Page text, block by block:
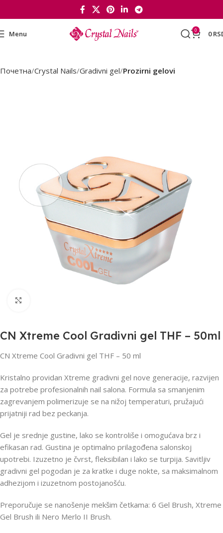
Menu 0 0
Почетна Crystal Nails Gradivni gel Prozirni gelovi
CN Xtreme Cool Gradivni gel THF – 50ml
CN Xtreme Cool Gradivni gel THF – 50 ml
Kristalno providan Xtreme gradivni gel nove generacije, razvijen
za potrebe profesionalnih nail salona. Formula sa smanjenim
zagrevanjem polimerizuje se na nižoj temperaturi, pružajući
prijatniji rad bez peckanja.
Gel je srednje gustine, lako se kontroliše i omogućava brz i
efikasan rad. Gustina je optimalno prilagođena salonskoj
upotrebi. Izuzetno je čvrst, fleksibilan i lako se turpija. Savitljiv
gradivni gel pogodan je za kratke i duge nokte, sa maksimalnom
adhezijom i izuzetnom postojanošću.
Preporučuje se nanošenje mekšim četkama: 6 Gel Brush, Xtreme
Gel Brush ili Nero Merlo II Brush.